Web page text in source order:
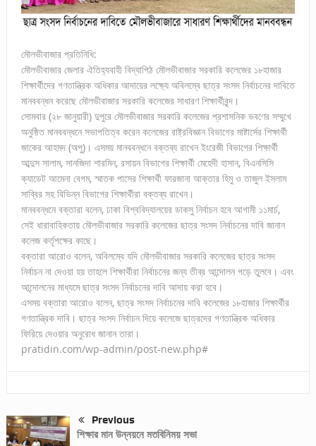
মৌলভীবাজার প্রতিনিধি:
মৌলভীবাজার জেলার ঐতিহ্যবাহী বিদ্যাপিঠ মৌলভীবাজার সরকারি কলেজের ১৮হাজার
শিক্ষার্থীদের গণতান্ত্রিক অধিকার আদায়ের লক্ষ্যে অবিলম্বে ছাত্র সংসদ নির্বাচনের দাবিতে
মানববন্ধন করেছে মৌলভীবাজার সরকারি কলেজের সাধারণ শিক্ষার্থীবৃন্দ।
সোমবার (২৮ জানুয়ারী) দুপুরে মৌলভীবাজার সরকারি কলেজের প্রশাসনিক ভবণের সম্মুখে
অনুষ্ঠিত মানববন্ধনে সভাপতিত্ব করেন কলেজের রাষ্ট্রবিজ্ঞান বিভাগের মাষ্টার্সের শিক্ষার্থী
জাকের আহমদ (অপু)। এসময় মানববন্ধনে বক্তব্য রাখেন ইংরেজী বিভাগের শিক্ষার্থী
আব্দুস সালাম, সানজিদা শারমিন, রসায়ন বিভাগের শিক্ষার্থী মেহেদী হাসান, বিএনসিসি
ক্যাডেট আমেনা বেগম, স্মাতক পাসের শিক্ষার্থী ফারজানা আক্তার হিমু ও তাজুল ইসলাম
সাব্বির সহ বিভিন্ন বিভাগের শিক্ষার্থীরা বক্তব্য রাখেন।
মানববন্ধনে বক্তারা বলেন, ঢাকা বিশ্ববিদ্যালয়ের ডাকসু নির্বাচন হবে আগামী ১১মার্চ,
সেই ধারাবাহিকতায় মৌলভীবাজার সরকারি কলেজের ছাত্র সংসদ নির্বাচনের দাবি জানান
কলেজ কর্তৃপক্ষের কাছে।
বক্তারা আরোও বলেন, অবিলম্বে যদি মৌলভীবাজার সরকারি কলেজের ছাত্র সংসদ
নির্বাচন না দেওয়া হয় তাহলে শিক্ষার্থীরা নির্বাচনের জন্য তীব্র আন্দোলন গড়ে তুলবে। এবং
আন্দোলনের মাধ্যমে ছাত্র সংসদ নির্বাচনের দাবি আদায় করা হবে।
এসময় বক্তারা আরোও বলেন, ছাত্র সংসদ নির্বাচনের দাবি কলেজের ১৮হাজার শিক্ষার্থীর
গণতান্ত্রিক দাবি। ছাত্র সংসদ নির্বাচন দিয়ে কলেজে ছাত্রদের গণতান্ত্রিক অধিকার
ফিরিয়ে দেওয়ার অনুরোধ জানান তারা।
pratidin.com/wp-admin/post-new.php#
Previous
শিক্ষার মান উন্নয়নে মতবিনিময় সভা